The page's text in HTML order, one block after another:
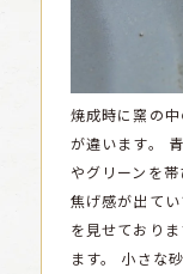
焼成時に窯の
が違います。
やグリーンを
焦げ感が出て
を見せておりま
ます。
小さな